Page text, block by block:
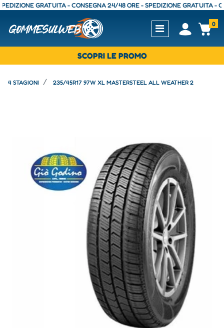
GRATUITA - CONSEGNA 24/48 ORE - SPEDIZIONE GRATUITA -
Open0
SCOPRI LE PROMO
4 STAGIONI 235/45R17 97W XL MASTERSTEEL ALL WEATHER 2